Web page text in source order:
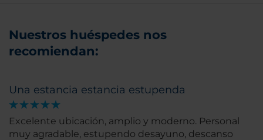
Nuestros huéspedes nos
recomiendan:
Una estancia estancia estupenda
Excelente ubicación, amplio y moderno. Personal
muy agradable, estupendo desayuno, descanso